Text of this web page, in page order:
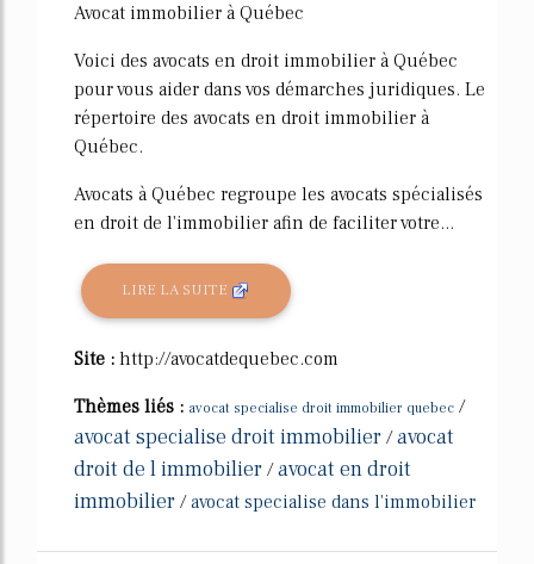
Avocat immobilier à Québec
Voici des avocats en droit immobilier à Québec
pour vous aider dans vos démarches juridiques. Le
répertoire des avocats en droit immobilier à
Québec.
Avocats à Québec regroupe les avocats spécialisés
en droit de l'immobilier afin de faciliter votre...
LIRE LA SUITE
Site : http://avocatdequebec.com
Thèmes liés : avocat specialise droit immobilier quebec /
avocat specialise droit immobilier /avocat
droit de l immobilier /avocat en droit
immobilier /avocat specialise dans l'immobilier